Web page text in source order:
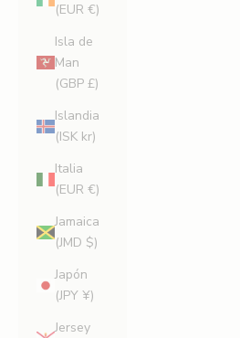
(EUR €)
Isla de
Man
(GBP £)
Islandia
(ISK kr)
Italia
(EUR €)
Jamaica
(JMD $)
Japón
(JPY ¥)
Jersey